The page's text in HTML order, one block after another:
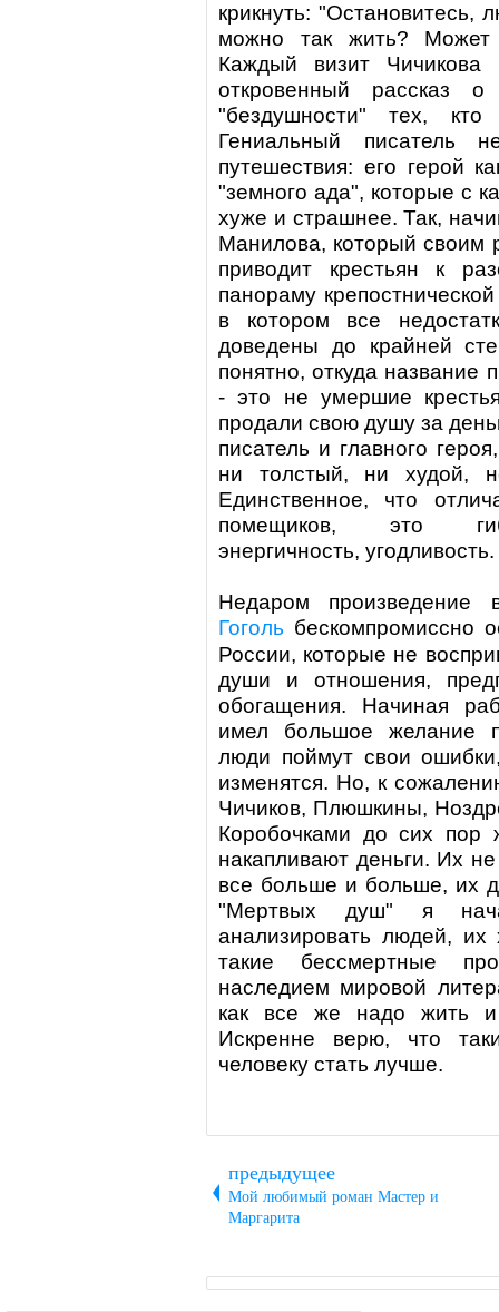
крикнуть: "Остановитесь,
можно так жить?
Каждый визит
откровенный рассказ
"бездушности" тех,
Гениальный писатель
путешествия: его герой
"земного ада", которые с
хуже и страшнее. Так,
Манилова, который своим
приводит крестьян к
панораму
в котором все
доведены до крайней
понятно, откуда название
- это не умершие
продали свою душу за
писатель и главного
ни толстый, ни худой,
Единственное, что
помещиков, это
энергичность, угодливость.
Недаром произведение
Гоголь бескомпромиссно
России, которые не
души и отношения,
обогащения. Начиная
имел большое желание
люди поймут свои
изменятся. Но, к
Чичиков, Плюшкины,
Коробочками до сих пор
накапливают деньги. Их
все больше и больше, их
"Мертвых душ" я
анализировать людей, их
такие бессмертные
наследием мировой
как все же надо жить и
Искренне верю, что
человеку стать лучше.
предыдущее
Мой любимый роман Мастер и
Маргарита